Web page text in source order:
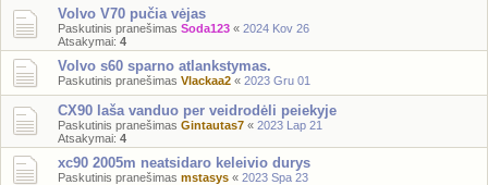
Volvo V70 pučia vėjas
Paskutinis pranešimas Soda123 « 2024 Kov 26
Atsakymai: 4
Volvo s60 sparno atlankstymas.
Paskutinis pranešimas Vlackaa2 « 2023 Gru 01
CX90 laša vanduo per veidrodėli peiekyje
Paskutinis pranešimas Gintautas7 « 2023 Lap 21
Atsakymai: 4
xc90 2005m neatsidaro keleivio durys
Paskutinis pranešimas mstasys « 2023 Spa 23